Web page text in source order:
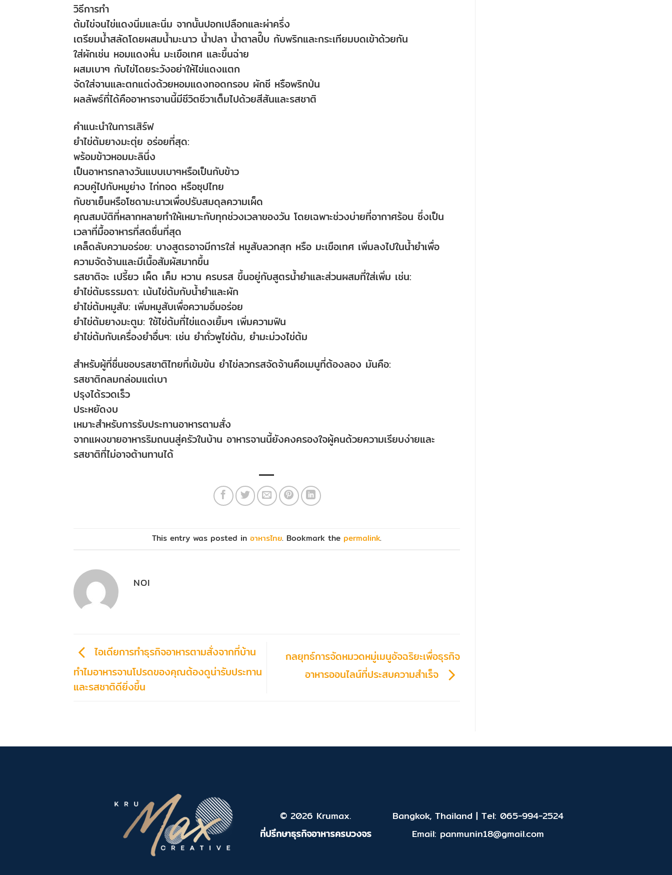
วิธีการทำ
ต้มไข่จนไข่แดงนิ่มและนิ่ม จากนั้นปอกเปลือกและผ่าครึ่ง
เตรียมน้ำสลัดโดยผสมน้ำมะนาว น้ำปลา น้ำตาลปี๊บ กับพริกและกระเทียมบดเข้าด้วยกัน
ใส่ผักเช่น หอมแดงหั่น มะเขือเทศ และขึ้นฉ่าย
ผสมเบาๆ กับไข่โดยระวังอย่าให้ไข่แดงแตก
จัดใส่จานและตกแต่งด้วยหอมแดงทอดกรอบ ผักชี หรือพริกป่น
ผลลัพธ์ที่ได้คืออาหารจานนี้มีชีวิตชีวาเต็มไปด้วยสีสันและรสชาติ
คำแนะนำในการเสิร์ฟ
ยำไข่ต้มยางมะตุ่ย อร่อยที่สุด:
พร้อมข้าวหอมมะลินึ่ง
เป็นอาหารกลางวันแบบเบาๆหรือเป็นกับข้าว
ควบคู่ไปกับหมูย่าง ไก่ทอด หรือซุปไทย
กับชาเย็นหรือโซดามะนาวเพื่อปรับสมดุลความเผ็ด
คุณสมบัติที่หลากหลายทำให้เหมาะกับทุกช่วงเวลาของวัน โดยเฉพาะช่วงบ่ายที่อากาศร้อน ซึ่งเป็น
เวลาที่มื้ออาหารที่สดชื่นที่สุด
เคล็ดลับความอร่อย: บางสูตรอาจมีการใส่ หมูสับลวกสุก หรือ มะเขือเทศ เพิ่มลงไปในน้ำยำเพื่อ
ความจัดจ้านและมีเนื้อสัมผัสมากขึ้น
รสชาติจะ เปรี้ยว เผ็ด เค็ม หวาน ครบรส ขึ้นอยู่กับสูตรน้ำยำและส่วนผสมที่ใส่เพิ่ม เช่น:
ยำไข่ต้มธรรมดา: เน้นไข่ต้มกับน้ำยำและผัก
ยำไข่ต้มหมูสับ: เพิ่มหมูสับเพื่อความอิ่มอร่อย
ยำไข่ต้มยางมะตูม: ใช้ไข่ต้มที่ไข่แดงเยิ้มๆ เพิ่มความฟิน
ยำไข่ต้มกับเครื่องยำอื่นๆ: เช่น ยำถั่วพูไข่ต้ม, ยำมะม่วงไข่ต้ม
สำหรับผู้ที่ชื่นชอบรสชาติไทยที่เข้มข้น ยำไข่ลวกรสจัดจ้านคือเมนูที่ต้องลอง มันคือ:
รสชาติกลมกล่อมแต่เบา
ปรุงได้รวดเร็ว
ประหยัดงบ
เหมาะสำหรับการรับประทานอาหารตามสั่ง
จากแผงขายอาหารริมถนนสู่ครัวในบ้าน อาหารจานนี้ยังคงครองใจผู้คนด้วยความเรียบง่ายและ
รสชาติที่ไม่อาจต้านทานได้
This entry was posted in อาหารไทย. Bookmark the permalink.
NOI
ไอเดียการทำธุรกิจอาหารตามสั่งจากที่บ้าน
ทำไมอาหารจานโปรดของคุณต้องดูน่ารับประทาน
และรสชาติดียิ่งขึ้น
กลยุทธ์การจัดหมวดหมู่เมนูอัจฉริยะเพื่อธุรกิจ
อาหารออนไลน์ที่ประสบความสำเร็จ
© 2026 Krumax.
ที่ปรึกษาธุรกิจอาหารครบวงจร
Bangkok, Thailand | Tel: 065-994-2524
Email: panmunin18@gmail.com